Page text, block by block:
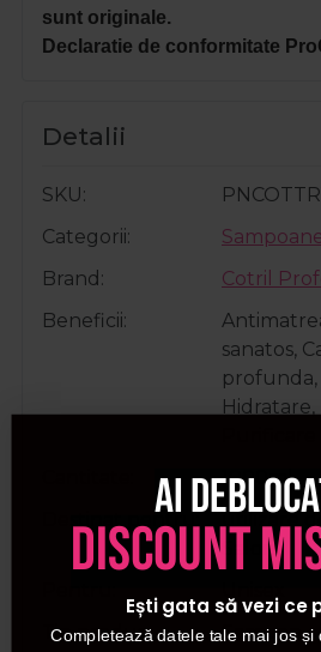
sunt originale.
Declaratie de conformitate
Detalii
SKU
Categorii
Brand
Cotril
Beneficii
sanatos,
profunda,
Hidratare,
1000ml
Destinat pentru
utilizare
Salon
Tip produs
Sampon
Ai
discount
Ești gata să vezi ce
Completează datele tale mai jos și